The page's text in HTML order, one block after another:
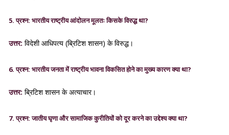
5. प्रश्न: भारतीय राष्ट्रीय आंदोलन मूलतः किसके विरुद्ध था?
उत्तर: विदेशी आधिपत्य (ब्रिटिश शासन) के विरुद्ध।
6. प्रश्न: भारतीय जनता में राष्ट्रीय भावना विकसित होने का मुख्य कारण क्या था?
उत्तर: ब्रिटिश शासन के अत्याचार।
7. प्रश्न: जातीय घृणा और सामाजिक कुरीतियों को दूर करने का उद्देश्य क्या था?